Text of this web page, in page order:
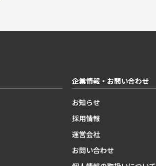
企業情報・お問い合わせ
お知らせ
採用情報
運営会社
お問い合わせ